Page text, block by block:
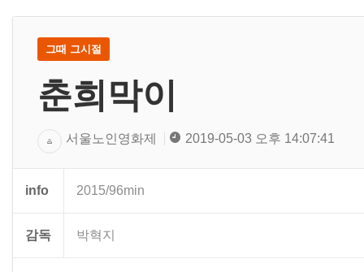
그때 그시절
춘희막이
서울노인영화제 2019-05-03 오후 14:07:41
info 2015/96min
감독 박혁지